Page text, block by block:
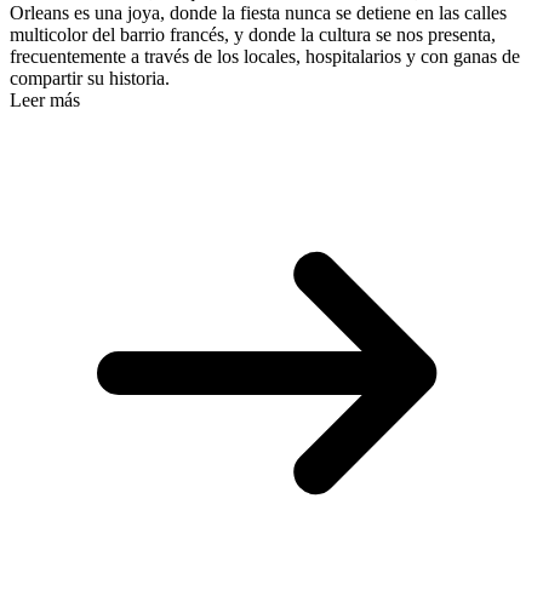
Orleans es una joya, donde la fiesta nunca se detiene en las calles
multicolor del barrio francés, y donde la cultura se nos presenta,
frecuentemente a través de los locales, hospitalarios y con ganas de
compartir su historia.
Leer más